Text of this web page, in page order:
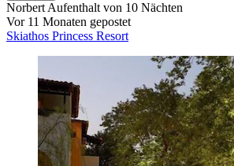
NorbertAufenthalt von 10 Nächten
Vor 11 Monaten gepostet
Skiathos Princess Resort